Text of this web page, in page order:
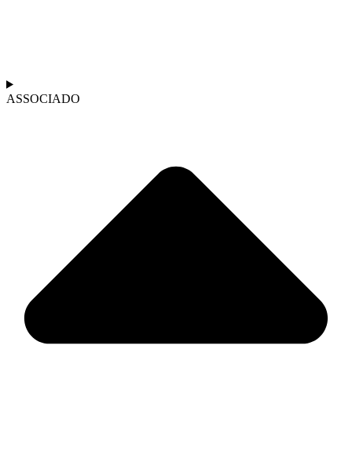
ASSOCIADO